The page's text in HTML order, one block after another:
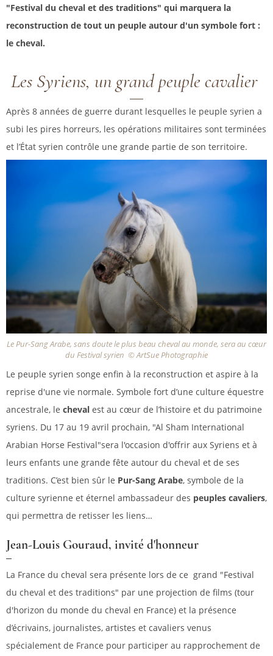
"Festival du cheval et des traditions" qui marquera la
reconstruction de tout un peuple autour d'un symbole fort :
le cheval.
Les Syriens, un grand peuple cavalier
Après 8 années de guerre durant lesquelles le peuple syrien a
subi les pires horreurs, les opérations militaires sont terminées
et l’État syrien contrôle une grande partie de son territoire.
Le Pur-Sang Arabe, sans doute le plus beau cheval au monde, sera au cœur
du Festival syrien © ArtSue Photographie
Le peuple syrien songe enfin à la reconstruction et aspire à la
reprise d'une vie normale. Symbole fort d’une culture équestre
ancestrale, le cheval est au cœur de l’histoire et du patrimoine
syriens. Du 17 au 19 avril prochain, "Al Sham International
Arabian Horse Festival"sera l'occasion d'offrir aux Syriens et à
leurs enfants une grande fête autour du cheval et de ses
traditions. C’est bien sûr le Pur-Sang Arabe, symbole de la
culture syrienne et éternel ambassadeur des peuples cavaliers,
qui permettra de retisser les liens…
Jean-Louis Gouraud, invité d'honneur
La France du cheval sera présente lors de ce grand "Festival
du cheval et des traditions" par une projection de films (tour
d'horizon du monde du cheval en France) et la présence
d’écrivains, journalistes, artistes et cavaliers venus
spécialement de France pour participer au rapprochement de